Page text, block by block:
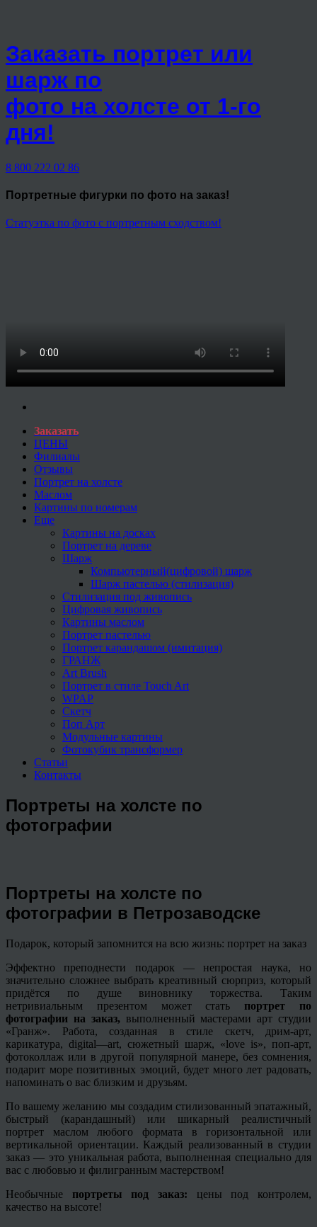
Заказать портрет или
шарж по
фото на холсте от 1-го
дня!
8 800 222 02 86
Портретные фигурки по фото на заказ!
Статуэтка по фото с портретным сходством!
Заказать
ЦЕНЫ
Филиалы
Отзывы
Портрет на холсте
Маслом
Картины по номерам
Еще
Картины на досках
Портрет на дереве
Шарж
Компьютерный(цифровой) шарж
Шарж пастелью (стилизация)
Стилизация под живопись
Цифровая живопись
Картины маслом
Портрет пастелью
Портрет карандашом (имитация)
ГРАНЖ
Art Brush
Портрет в стиле Touch Art
WPAP
Скетч
Поп Арт
Модульные картины
Фотокубик трансформер
Статьи
Контакты
Портреты на холсте по
фотографии
Портреты на холсте по
фотографии в Петрозаводске
Подарок, который запомнится на всю жизнь: портрет на заказ
Эффектно преподнести подарок — непростая наука, но
значительно сложнее выбрать креативный сюрприз, который
придётся по душе виновнику торжества. Таким
нетривиальным презентом может стать портрет по
фотографии на заказ, выполненный мастерами арт студии
«Гранж». Работа, созданная в стиле скетч, дрим-арт,
карикатура, digital—art, сюжетный шарж, «love is», поп-арт,
фотоколлаж или в другой популярной манере, без сомнения,
подарит море позитивных эмоций, будет много лет радовать,
напоминать о вас близким и друзьям.
По вашему желанию мы создадим стилизованный эпатажный,
быстрый (карандашный) или шикарный реалистичный
портрет маслом любого формата в горизонтальной или
вертикальной ориентации. Каждый реализованный в студии
заказ — это уникальная работа, выполненная специально для
вас с любовью и филигранным мастерством!
Необычные портреты под заказ: цены под контролем,
качество на высоте!